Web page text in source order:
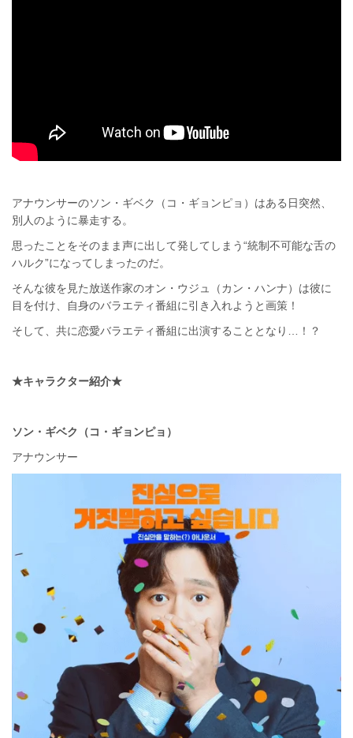
アナウンサーのソン・ギベク（コ・ギョンピョ）はある日突然、
別人のように暴走する。
思ったことをそのまま声に出して発してしまう“統制不可能な舌の
ハルク”になってしまったのだ。
そんな彼を見た放送作家のオン・ウジュ（カン・ハンナ）は彼に
目を付け、自身のバラエティ番組に引き入れようと画策！
そして、共に恋愛バラエティ番組に出演することとなり…！？
★キャラクター紹介★
ソン・ギベク（コ・ギョンピョ）
アナウンサー